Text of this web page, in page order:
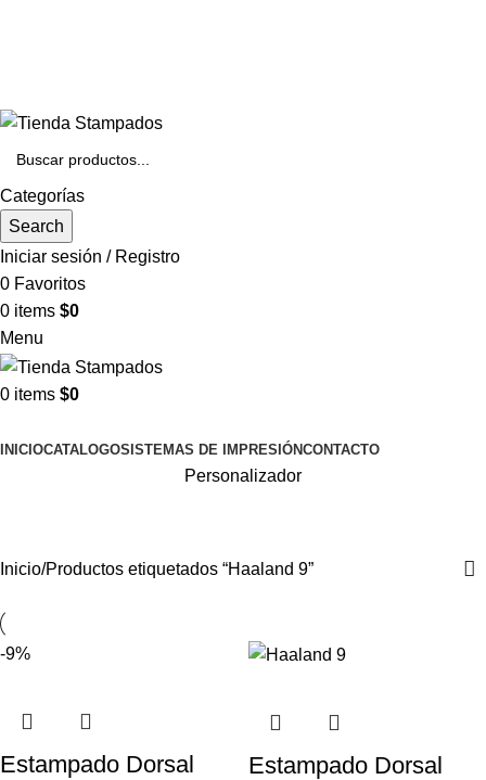
Categorías
Search
Iniciar sesión / Registro
0 Favoritos
0 items $0
Menu
0 items $0
INICIOCATALOGOSISTEMAS DE IMPRESIÓNCONTACTO
Personalizador
Inicio Productos etiquetados “Haaland 9”
-9%
Estampado Dorsal
Estampado Dorsal